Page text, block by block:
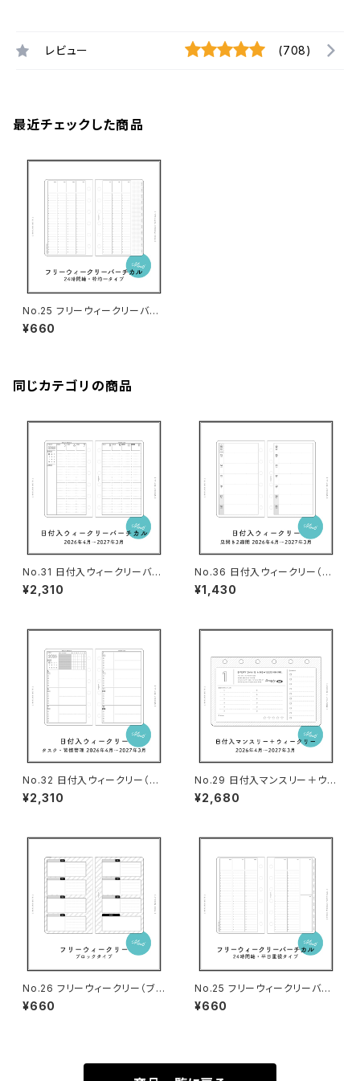
レビュー (708)
最近チェックした商品
No.25 フリーウィークリーバー
チカル（枠均一タイプ・ミニ6サイ
ズ）
¥660
同じカテゴリの商品
No.31 日付入ウィークリーバー
チカル（ミニ6サイズ）
¥2,310
No.36 日付入ウィークリー（見
開き2週間・ミニ6サイズ）
¥1,430
No.32 日付入ウィークリー（タ
スク＆習慣管理・ミニ6サイズ）
¥2,310
No.29 日付入マンスリー＋ウィ
ークリー（ミニ6サイズ）
¥2,680
No.26 フリーウィークリー（ブ
ロックタイプ・ミニ6サイズ）
¥660
No.25 フリーウィークリーバー
チカル（平日重視タイプ・ミニ6サ
イズ）
¥660